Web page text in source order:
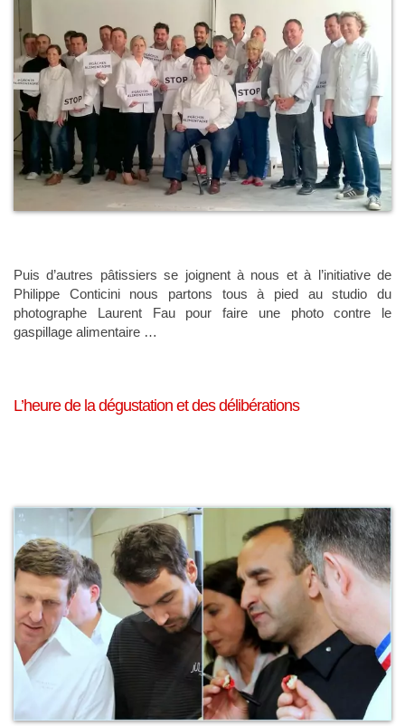
Puis d’autres pâtissiers se joignent à nous et à l’initiative de
Philippe Conticini nous partons tous à pied au studio du
photographe Laurent Fau pour faire une photo contre le
gaspillage alimentaire …
L’heure de la dégustation et des délibérations